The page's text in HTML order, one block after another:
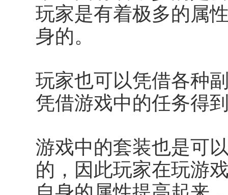
玩家是有着极多的属
身的。
玩家也可以凭借各种
凭借游戏中的任务得
游戏中的套装也是可
的，因此玩家在玩游